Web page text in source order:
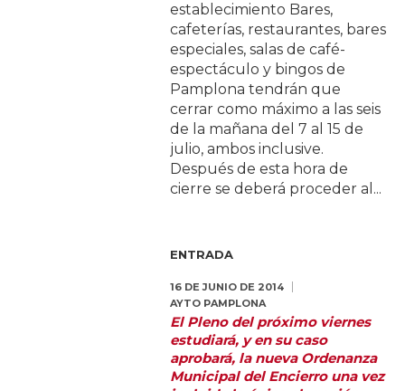
establecimiento Bares,
cafeterías, restaurantes, bares
especiales, salas de café-
espectáculo y bingos de
Pamplona tendrán que
cerrar como máximo a las seis
de la mañana del 7 al 15 de
julio, ambos inclusive.
Después de esta hora de
cierre se deberá proceder al...
ENTRADA
16 DE JUNIO DE 2014
AYTO PAMPLONA
El Pleno del próximo viernes
estudiará, y en su caso
aprobará, la nueva Ordenanza
Municipal del Encierro una vez